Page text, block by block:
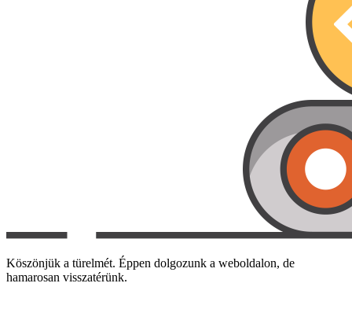
Köszönjük a türelmét. Éppen dolgozunk a weboldalon, de
hamarosan visszatérünk.